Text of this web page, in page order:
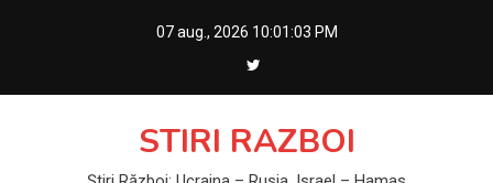
07 aug., 2026 10:01:04 PM
STIRI RAZBOI